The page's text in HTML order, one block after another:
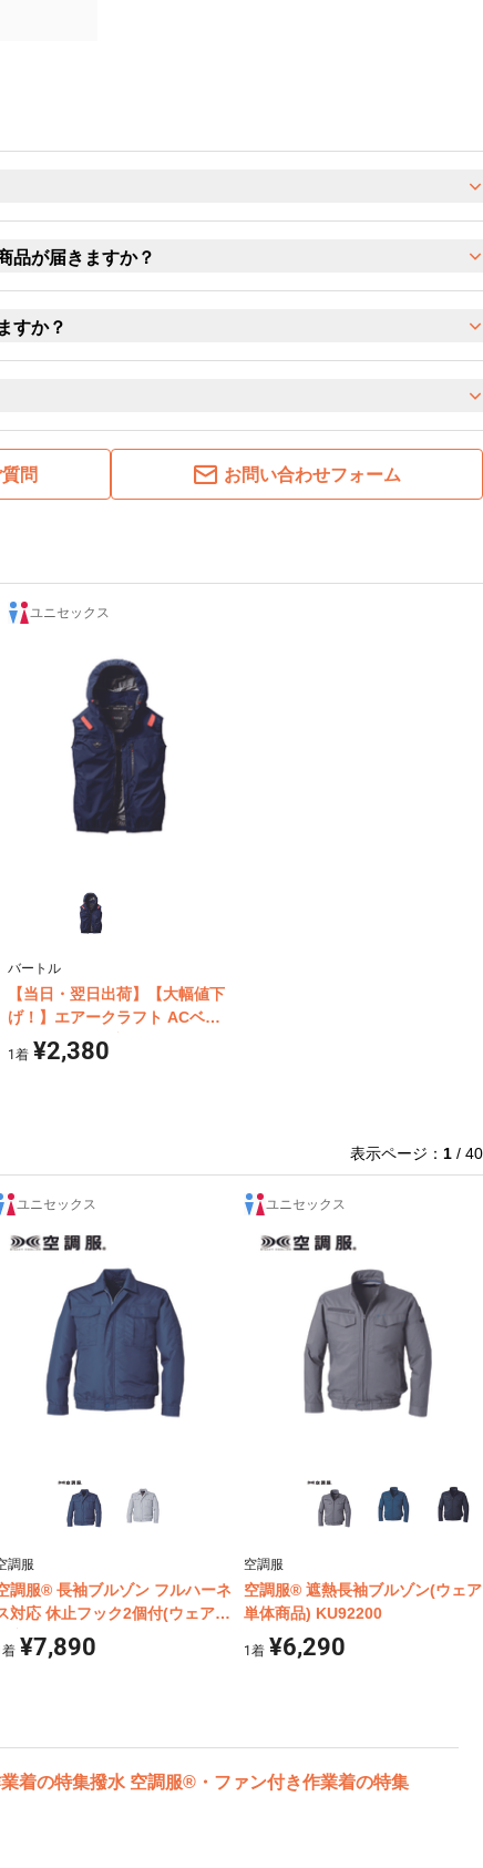
品が届きますか？
すか？
問 お問い合わせフォーム
ユニセックス
バートル
【当日・翌日出荷】【大幅値下
げ！】エアークラフト ACベス
ト (ウェア単体商品) バートル
AC2064
1 着 ¥2,380
表示ページ： 1 / 40
ユニセックス
調服
調服® 長袖ブルゾン フルハーネ
対応 休止フック2個付(ウェア単
体商品) KU9054F
着 ¥7,890
ユニセックス
空調服
空調服® 遮熱長袖ブルゾン(ウェア
単体商品) KU92200
1着 ¥6,290
着の特集撥水 空調服®・ファン付き作業着の特集